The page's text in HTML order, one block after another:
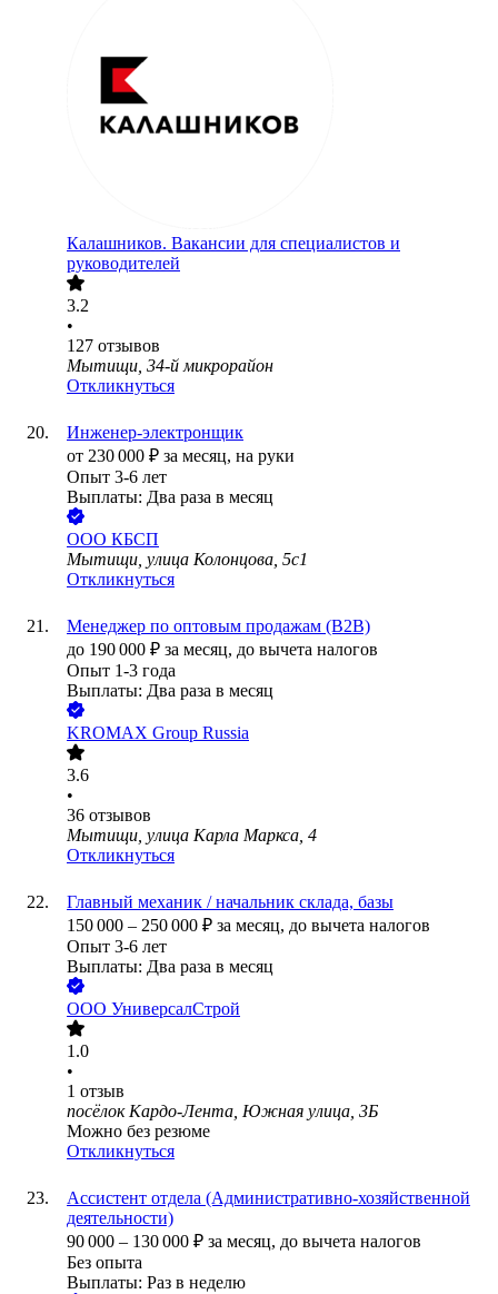
Калашников. Вакансии для специалистов и
руководителей
3.2
•
127 отзывов
Мытищи, 34-й микрорайон
Откликнуться
Инженер-электронщик
от 230 000 ₽ за месяц, на руки
Опыт 3-6 лет
Выплаты: Два раза в месяц
ООО КБСП
Мытищи, улица Колонцова, 5с1
Откликнуться
Менеджер по оптовым продажам (B2B)
до 190 000 ₽ за месяц, до вычета налогов
Опыт 1-3 года
Выплаты: Два раза в месяц
KROMAX Group Russia
3.6
•
36 отзывов
Мытищи, улица Карла Маркса, 4
Откликнуться
Главный механик / начальник склада, базы
150 000 – 250 000 ₽ за месяц, до вычета налогов
Опыт 3-6 лет
Выплаты: Два раза в месяц
ООО УниверсалСтрой
1.0
•
1 отзыв
посёлок Кардо-Лента, Южная улица, 3Б
Можно без резюме
Откликнуться
Ассистент отдела (Административно-хозяйственной
деятельности)
90 000 – 130 000 ₽ за месяц, до вычета налогов
Без опыта
Выплаты: Раз в неделю